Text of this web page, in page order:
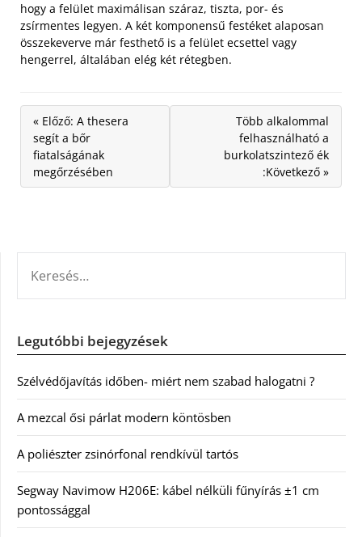
hogy a felület maximálisan száraz, tiszta, por- és
zsírmentes legyen. A két komponensű festéket alaposan
összekeverve már festhető is a felület ecsettel vagy
hengerrel, általában elég két rétegben.
« Előző: A thesera
segít a bőr
fiatalságának
megőrzésében
Több alkalommal
felhasználható a
burkolatszintező ék
:Következő »
Legutóbbi bejegyzések
Szélvédőjavítás időben- miért nem szabad halogatni ?
A mezcal ősi párlat modern köntösben
A poliészter zsinórfonal rendkívül tartós
Segway Navimow H206E: kábel nélküli fűnyírás ±1 cm
pontossággal